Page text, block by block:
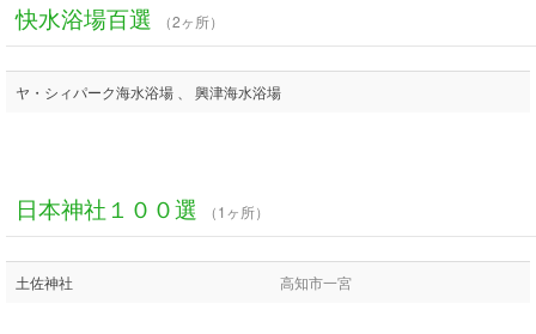
快水浴場百選 （2ヶ所）
ヤ・シィパーク海水浴場 、 興津海水浴場
日本神社１００選 （1ヶ所）
土佐神社 高知市一宮